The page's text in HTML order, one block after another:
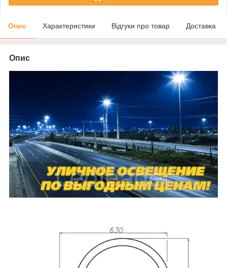
Опис Характеристики Відгуки про товар Доставка
Опис